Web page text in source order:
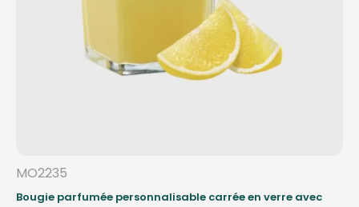
MO2235
Bougie parfumée personnalisable carrée en verre avec